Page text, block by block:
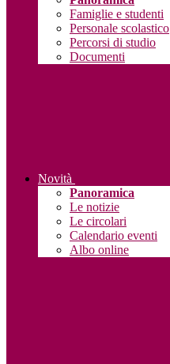
Famiglie e studenti
Personale scolastico
Percorsi di studio
Documenti
Novità
Panoramica
Le notizie
Le circolari
Calendario eventi
Albo online